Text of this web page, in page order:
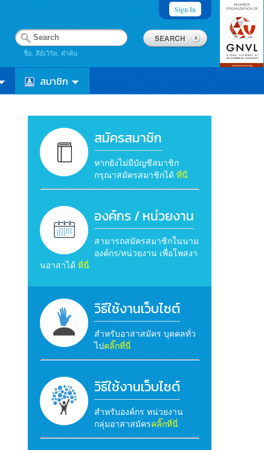
Sign In
ชื่อ, คีย์เวิร์ด, คำค้น
สมาชิก
สมัครสมาชิก
หากยังไม่มีบัญชีสมาชิก
กรุณาสมัครสมาชิกได้ ที่นี่
องค์กร / หน่วยงาน
สามารถสมัครสมาชิกในนาม
องค์กร/หน่วยงาน เพื่อโพสงา
นอาสาได้ ที่นี่
วิธีใช้งานเว็บไซต์
สำหรับอาสาสมัคร บุคคลทั่ว
ไปคลิ๊กที่นี่
วิธีใช้งานเว็บไซต์
สำหรับองค์กร หน่วยงาน
กลุ่มอาสาสมัครคลิ๊กที่นี่